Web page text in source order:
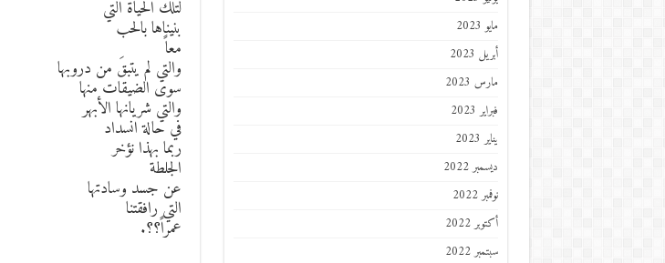
لتلك الحياة التي
بنيناها بالحب
معاً
والتي لم يتبقَ من دروبها
سوى الضيقات منها
والتي شريانها الأبهر
في حالة انسداد
ربما بهذا نؤخر
الجلطة
عن جسد وسادتها
التي رافقتنا
عمراً؟؟.
مايو 2023
أبريل 2023
مارس 2023
فبراير 2023
يناير 2023
ديسمبر 2022
نوفمبر 2022
أكتوبر 2022
سبتمبر 2022